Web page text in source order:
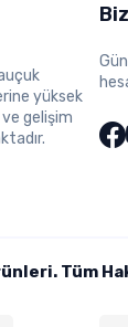
yüksek
ve gelişim
Tüm